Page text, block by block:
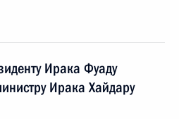
Ирака Фуаду
Ирака Хайдару